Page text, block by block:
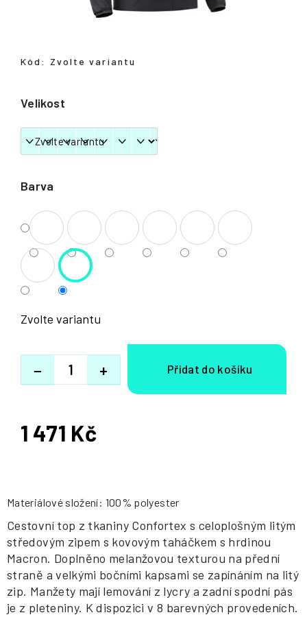
Barva
Velikost
Zvolte variantu
+
−
Kód: Zvolte variantu
1 471 Kč
Měrná
Materiálové složení: 100% polyester
Cestovní top z tkaniny Confortex s celoplošným litým
středovým zipem s kovovým taháčkem s hrdinou
Macron. Doplněno melanžovou texturou na přední
straně a velkými bočními kapsami se zapínáním na litý
zip. Manžety mají lemování z lycry a zadní spodní pás
je z pleteniny. K dispozici v 8 barevných provedeních.